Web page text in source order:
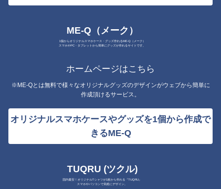
ME-Q（メーク）
1個からオリジナルスマホケース・グッズ作れるME-Q（メーク）
スマホやPC・タブレットから簡単にグッズが作れるサイトです。
ホームページはこちら
※ME-Qとは無料で様々なオリジナルグッズのデザインがウェブから簡単に
作成頂けるサービス。
オリジナルスマホケースやグッズを1個から作成で
きるME-Q
TUQRU (ツクル)
国内最安！オリジナルTシャツが1枚から作れる『TUQRU』
スマホやパソコンで気軽にデザイン。